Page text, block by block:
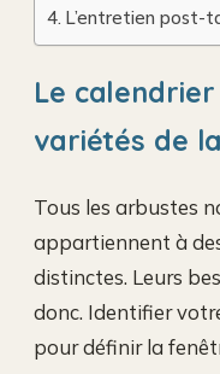
L’entretien post-
Le
variétés de
Tous les arbustes
appartiennent à
distinctes. Leurs
donc. Identifier
pour définir la